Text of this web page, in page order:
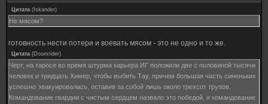
Цитата ( Iskander)
Не мясом?
готовность нести потери и воевать мясом - это не одно и то же.
Цитата (Doomrider)
Черт, на таросе во время штурма карьера ИГ положили две с половиной тысячи
человек и тридцать Химер, чтобы выбить Тау, причем большая часть синеньких
успешно эвакуировалась, оставив за собой лишь около трехсот трупов.
Командование гвардии с чистым сердцем назвало это победой, и командование